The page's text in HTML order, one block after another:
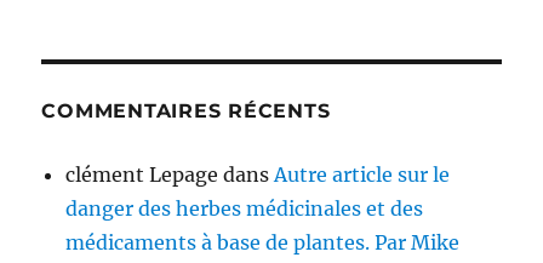
COMMENTAIRES RÉCENTS
clément Lepage dansAutre article sur le
danger des herbes médicinales et des
médicaments à base de plantes. Par Mike